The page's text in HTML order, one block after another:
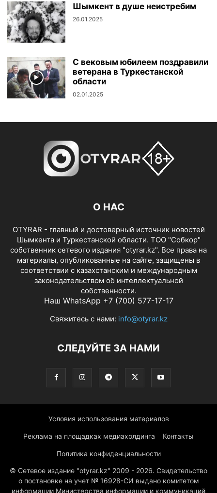
Шымкент в душе неистребим
26.01.2025
С вековым юбилеем поздравили
ветерана в Туркестанской
области
02.01.2025
О НАС
OTYRAR - главный и достоверный источник новостей
Шымкента и Туркестанской области. ТОО "Собкор"
собственник сетевого издания "otyrar.kz". Все права на
материалы, опубликованные на сайте, защищены в
соответствии с казахстанским и международным
законодательством об интеллектуальной
собственности.
Наш WhatsApp +7 (700) 577-17-17
Свяжитесь с нами: info@otyrar.kz
СЛЕДУЙТЕ ЗА НАМИ
Условия использования материалов
Реклама на площадках медиахолдинга Контакты
Политика конфиденциальности
© Сетевое издание "otyrar.kz" 2009 - 2026. Свидетельство
о постановке на учет № 16928-СИ выдано комитетом
информации Министерства информации и коммуникаций